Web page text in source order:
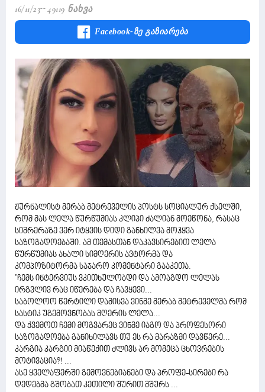
16/11/23 49119 Ნახვა
Facebook-Ზე Გაზიარება
ჟურნალისტ მერაბ მეტრეველის პოსტს სოციალურ ქსელში,
რომ მას ლელა წურწუმიას კლიპი ძალიან მოეწონა, რასაც
სიმრერაზე ვერ იტყვის დიდი განხილვა მოჰყვა
საზოგადოებაში. ამ თემასთან დაკავსირებით ლელა
წურწუმიას ახალი სიმღერის ავტორმა და
კომპოზიტორმა საჯარო კომენტარი გააკეთა.
"ჩემს ინტერვიუს ვკითხულობდი და ამოაგდო ლელას
ირგვლივ რაც იწერება და ჩავყევი...
საბოლოო წერტილი დამისვა ვინმე მერაბ მეტრეველმა რომ
სასტიკ უგემოვნობას მღერის ლელა...
და ქვემოთ ჩემი მოგვარეც ვინმე იაგო და პროფესორი
საზოგადოება განიხილავს თუ ეს რა მარაზმი დავწერე...
კარგია კარგიი მიაწექით ძლივს არ მომეცა ცხოვრების
მოტივაცია?! ...
ასე ყველაფერში გემოვნებიანები და პროფე-სირები რა
დედებმა გშობათ კეთილი შურით მშურს ...